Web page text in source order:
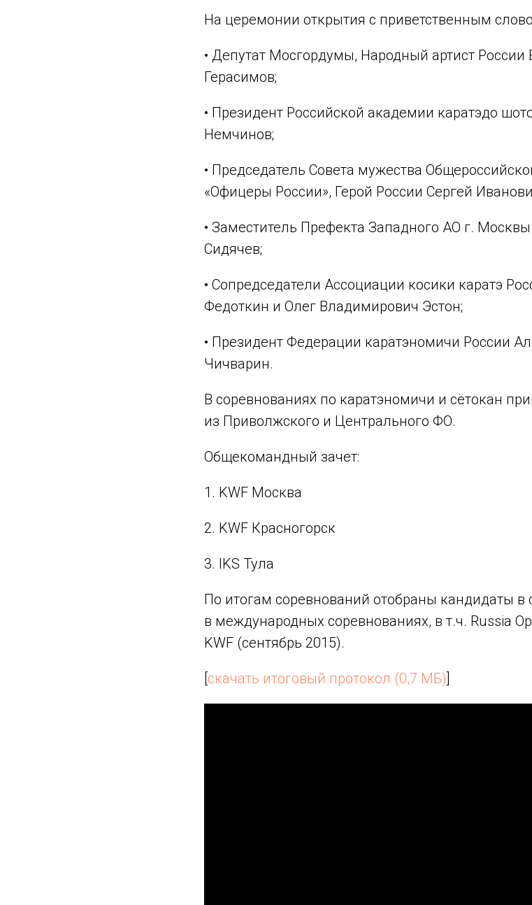
На церемонии открытия с приветственным
• Депутат Мосгордумы, Народный артист
Герасимов;
• Президент Российской академии каратэдо
Немчинов;
• Председатель Совета мужества
«Офицеры России», Герой России Сергей
• Заместитель Префекта Западного АО г.
Сидячев;
• Сопредседатели Ассоциации косики каратэ
Федоткин и Олег Владимирович Эстон;
• Президент Федерации каратэномичи России
Чичварин.
В соревнованиях по каратэномичи и сётокан
из Приволжского и Центрального ФО.
Общекомандный зачет:
1. KWF Москва
2. KWF Красногорск
3. IKS Тула
По итогам соревнований отобраны кандидаты в
в международных соревнованиях, в т.ч. Russia
KWF (сентябрь 2015).
[скачать итоговый протокол (0,7 МБ)]